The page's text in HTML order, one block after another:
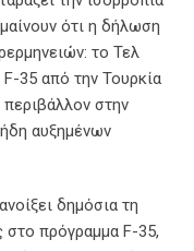
ότι η δήλωση
το Τελ
35 από την Τουρκία
στην
αυξημένων
δημόσια τη
στο πρόγραμμα F-35,